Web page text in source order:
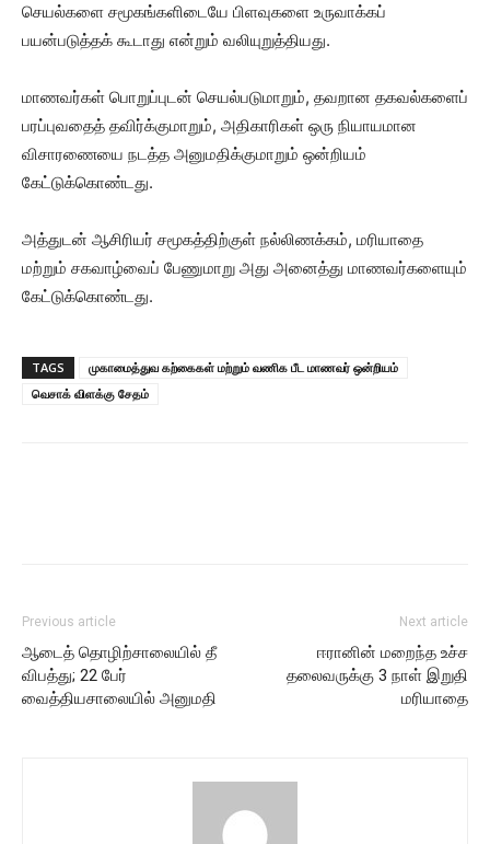
செயல்களை சமூகங்களிடையே பிளவுகளை உருவாக்கப்
பயன்படுத்தக் கூடாது என்றும் வலியுறுத்தியது.
மாணவர்கள் பொறுப்புடன் செயல்படுமாறும், தவறான தகவல்களைப்
பரப்புவதைத் தவிர்க்குமாறும், அதிகாரிகள் ஒரு நியாயமான
விசாரணையை நடத்த அனுமதிக்குமாறும் ஒன்றியம்
கேட்டுக்கொண்டது.
அத்துடன் ஆசிரியர் சமூகத்திற்குள் நல்லிணக்கம், மரியாதை
மற்றும் சகவாழ்வைப் பேணுமாறு அது அனைத்து மாணவர்களையும்
கேட்டுக்கொண்டது.
TAGS
முகாமைத்துவ கற்கைகள் மற்றும் வணிக பீட மாணவர் ஒன்றியம்
வெசாக் விளக்கு சேதம்
Previous article
ஆடைத் தொழிற்சாலையில் தீ
விபத்து; 22 பேர்
வைத்தியசாலையில் அனுமதி
Next article
ஈரானின் மறைந்த உச்ச
தலைவருக்கு 3 நாள் இறுதி
மரியாதை